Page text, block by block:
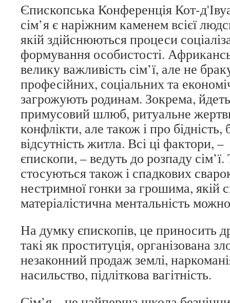
Єпископська Конференція Кот-
сім’я є наріжним каменем всієї
якій здійснюються процеси
формування особистості.
велику важливість сім’ї, але не
професійних, соціальних та
загрожують родинам. Зокрема,
примусовий шлюб, ритуальне
конфлікти, але також і про бідність,
відсутність житла. Всі ці фактори,
єпископи, – ведуть до розпаду
стосуються також і спадкових
нестримної гонки за грошима, якій
матеріалістична ментальність
На думку єпископів, це приносить
такі як проституція, організована
незаконний продаж землі,
насильство, підліткова вагітність.